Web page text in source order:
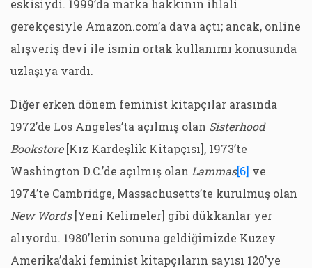
eskisiydi. 1999’da marka hakkının ihlali
gerekçesiyle Amazon.com’a dava açtı; ancak, online
alışveriş devi ile ismin ortak kullanımı konusunda
uzlaşıya vardı.
Diğer erken dönem feminist kitapçılar arasında
1972’de Los Angeles’ta açılmış olan Sisterhood
Bookstore[Kız Kardeşlik Kitapçısı], 1973’te
Washington D.C.’de açılmış olan Lammas[6] ve
1974’te Cambridge, Massachusetts’te kurulmuş olan
New Words[Yeni Kelimeler] gibi dükkanlar yer
alıyordu. 1980’lerin sonuna geldiğimizde Kuzey
Amerika’daki feminist kitapçıların sayısı 120’ye